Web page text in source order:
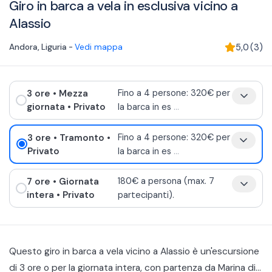
Giro in barca a vela in esclusiva vicino a
Alassio
Andora, Liguria - Vedi mappa 5,0(3)
3 ore • Mezza
giornata • Privato
Fino a 4 persone: 320€ per
la barca in es ...
3 ore • Tramonto •
Privato
Fino a 4 persone: 320€ per
la barca in es ...
7 ore • Giornata
intera • Privato
180€ a persona (max. 7
partecipanti).
Questo giro in barca a vela vicino a Alassio è un'escursione
di 3 ore o per la giornata intera, con partenza da Marina di